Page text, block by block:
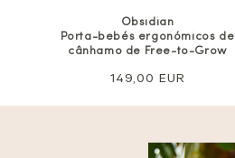
Obsidian
Porta-bebés ergonómicos de
cânhamo de Free-to-Grow
Preço
149,00 EUR